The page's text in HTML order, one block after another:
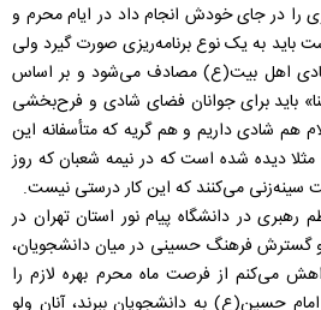
را در جای خودش انجام داد در ایام محرم و
باید به یک نوع برنامه‌ریزی صورت گیرد ولی
شادی اهل بیت(ع) مصادف می‌شود و بر اساس
باید برای جوانان فضای شادی و فرح‌بخشی
هم شادی داریم و هم گریه که متأسفانه این
دیده شده است که در نیمه شعبان که روز
می‌کنند که این کار درستی نیست.
رهبری در دانشگاه پیام نور استان تهران در
فرهنگ حسینی در میان دانشجویان،
می‌کنم از فرصت ماه محرم بهره لازم را
حسین(ع) به دانشجویان ببرند، آنان ولو